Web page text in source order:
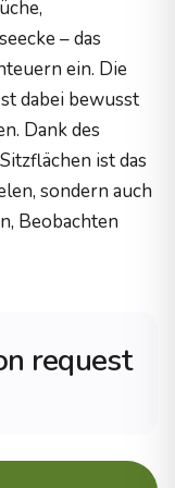
– das
ein. Die
dabei bewusst
Dank des
ist das
sondern auch
Beobachten
request